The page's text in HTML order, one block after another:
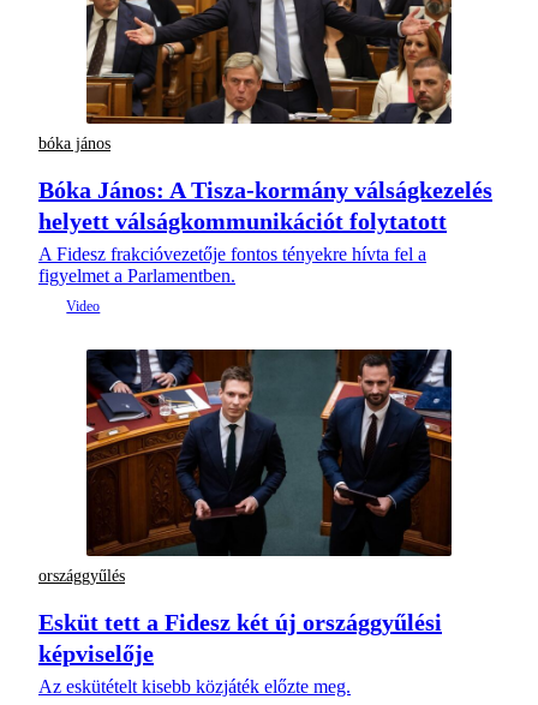
bóka jános
Bóka János: A Tisza-kormány válságkezelés
helyett válságkommunikációt folytatott
A Fidesz frakcióvezetője fontos tényekre hívta fel a
figyelmet a Parlamentben.
országgyűlés
Esküt tett a Fidesz két új országgyűlési
képviselője
Az eskütételt kisebb közjáték előzte meg.